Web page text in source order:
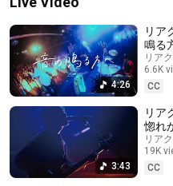
4:26
リア
鳴る
The
リア
6.6K
CC
3:43
リア
惚れ
リア
19K
CC